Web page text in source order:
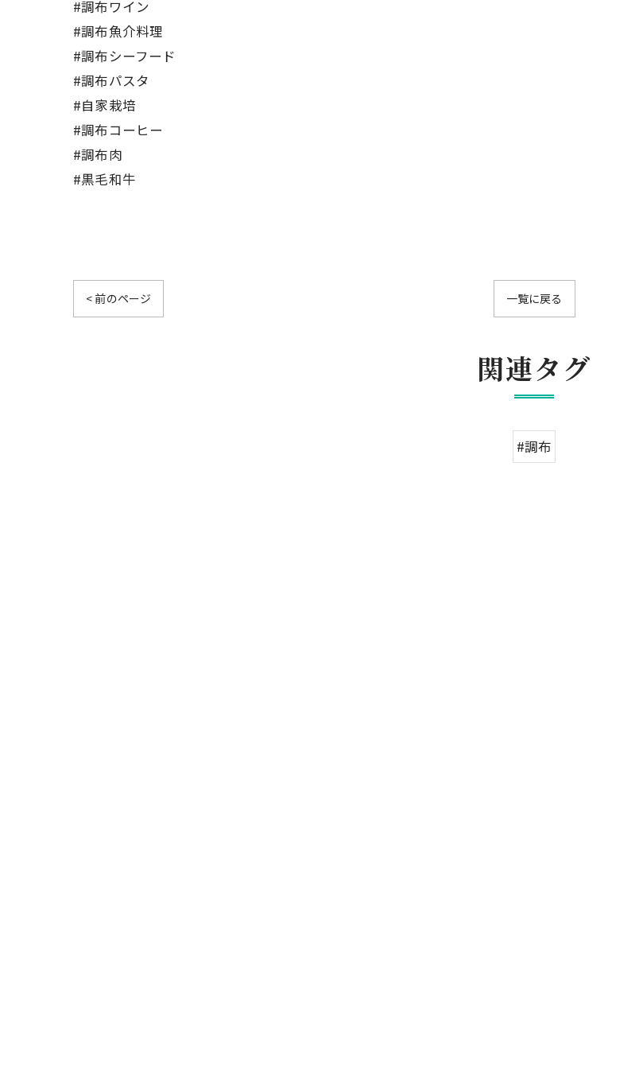
#調布ワイン
#調布魚介料理
#調布シーフード
#調布パスタ
#自家栽培
#調布コーヒー
#調布肉
#黒毛和牛
< 前のページ 一覧に戻る
関連タグ
#調布